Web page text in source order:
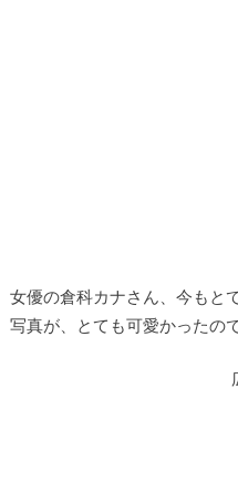
女優の倉科カナさん、今もと
写真が、とても可愛かったの